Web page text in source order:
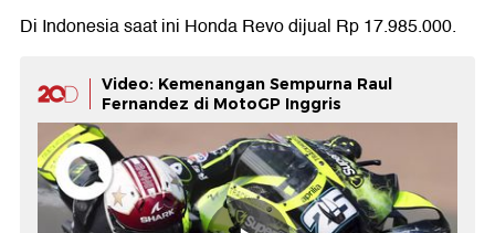
Di Indonesia saat ini Honda Revo dijual Rp 17.985.000.
Video: Kemenangan Sempurna Raul
Fernandez di MotoGP Inggris